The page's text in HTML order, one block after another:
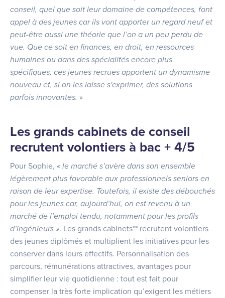
conseil, quel que soit leur domaine de compétences, font
appel à des jeunes car ils vont apporter un regard neuf et
peut-être aussi une théorie que l’on a un peu perdu de
vue. Que ce soit en finances, en droit, en ressources
humaines ou dans des spécialités encore plus
spécifiques, ces jeunes recrues apportent un dynamisme
nouveau et, si on les laisse s'exprimer, des solutions
parfois innovantes. »
Les grands cabinets de conseil
recrutent volontiers à bac + 4/5
Pour Sophie, « le marché s’avère dans son ensemble
légèrement plus favorable aux professionnels seniors en
raison de leur expertise. Toutefois, il existe des débouchés
pour les jeunes car, aujourd’hui, on est revenu à un
marché de l’emploi tendu, notamment pour les profils
d’ingénieurs ». Les grands cabinets** recrutent volontiers
des jeunes diplômés et multiplient les initiatives pour les
conserver dans leurs effectifs. Personnalisation des
parcours, rémunérations attractives, avantages pour
simplifier leur vie quotidienne : tout est fait pour
compenser la très forte implication qu’exigent les métiers